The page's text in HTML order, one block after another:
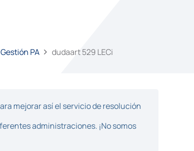
PA dudaart 529 LECi
mejorar así el servicio de resolución
administraciones. ¡No somos